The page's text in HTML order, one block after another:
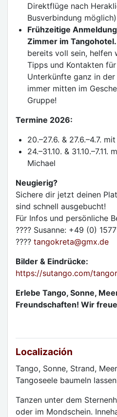
Direktflüge nach
Busverbindung möglich)
Frühzeitige
Zimmer im Tangohotel.
bereits voll sein, helfen
Tipps und Kontakten
Unterkünfte ganz in
immer mitten im
Gruppe!
Termine 2026:
20.–27.6. & 27.6.–4.7.
24.–31.10. & 31.10.–7.11.
Michael
Neugierig?
Sichere dir jetzt deinen
sind schnell ausgebucht!
Für Infos und persönliche
???? Susanne: +49 (0)
???? tangokreta@gmx.de
Bilder & Eindrücke:
https://sutango.com/
Erlebe Tango, Sonne,
Freundschaften! Wir
Localización
Tango, Sonne, Strand,
Tangoseele baumeln
Tanzen unter dem
oder im Mondschein.